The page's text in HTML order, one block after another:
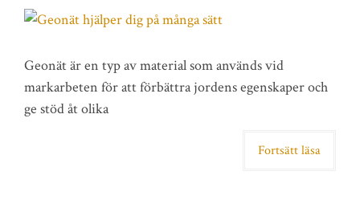
Geonät är en typ av material som används vid
markarbeten för att förbättra jordens egenskaper och
ge stöd åt olika
Fortsätt läsa